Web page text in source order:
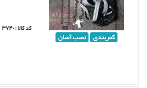
کمربندی نصب آسان
کد کالا : ۳۷۴۰